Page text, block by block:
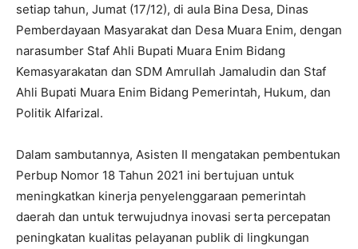
setiap tahun, Jumat (17/12), di aula Bina Desa, Dinas
Pemberdayaan Masyarakat dan Desa Muara Enim, dengan
narasumber Staf Ahli Bupati Muara Enim Bidang
Kemasyarakatan dan SDM Amrullah Jamaludin dan Staf
Ahli Bupati Muara Enim Bidang Pemerintah, Hukum, dan
Politik Alfarizal.
Dalam sambutannya, Asisten II mengatakan pembentukan
Perbup Nomor 18 Tahun 2021 ini bertujuan untuk
meningkatkan kinerja penyelenggaraan pemerintah
daerah dan untuk terwujudnya inovasi serta percepatan
peningkatan kualitas pelayanan publik di lingkungan